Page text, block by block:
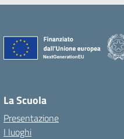
La Scuola
Presentazione
I luoghi